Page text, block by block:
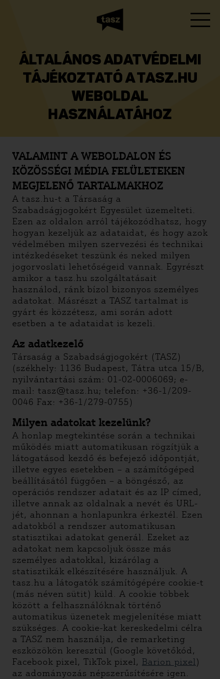
ÁLTALÁNOS ADATVÉDELMI
TÁJÉKOZTATÓ A TASZ.HU
WEBOLDAL
HASZNÁLATÁHOZ
VALAMINT A WEBOLDALON ÉS
KÖZÖSSÉGI MÉDIA FELÜLETEKEN
MEGJELENŐ TARTALMAKHOZ
A tasz.hu-t a Társaság a
Szabadságjogokért Egyesület üzemelteti.
Ezen az oldalon arról tájékozódhatsz, hogy
hogyan kezeljük az adataidat, és hogy azok
védelmében milyen szervezési és technikai
intézkedéseket teszünk és neked milyen
jogorvoslati lehetőségeid vannak. Egyrészt
amikor a tasz.hu szolgáltatásait
használod, ránk bízol bizonyos személyes
adatokat. Másrészt a TASZ tartalmat is
gyárt és közzétesz, ami során adott
esetben a te adataidat is kezeli.
Az adatkezelő
Társaság a Szabadságjogokért (TASZ)
(székhely: 1136 Budapest, Tátra utca 15/B,
nyilvántartási szám: 01-02-0006069; e-
mail: tasz@tasz.hu; telefon: +36-1/209-
0046 Fax: +36-1/279-0755)
Milyen adatokat kezelünk?
A honlap megtekintése során a technikai
működés miatt automatikusan rögzítjük a
látogatásod kezdő és befejező időpontját,
illetve egyes esetekben – a számítógéped
beállításától függően – a böngésző, az
operációs rendszer adatait és az IP címed,
illetve annak az oldalnak a nevét és URL-
jét, ahonnan a honlapunkra érkeztél. Ezen
adatokból a rendszer automatikusan
statisztikai adatokat generál. Ezeket az
adatokat nem kapcsoljuk össze más
személyes adatokkal, kizárólag a
statisztikák elkészítésére használjuk. A
tasz.hu a látogatók számítógépére cookie-t
(más néven sütit) küld. A cookie többek
között a felhasználóknak történő
automatikus üzenetek megjelenítése miatt
szükséges. A cookie-kat kereskedelmi célra
a TASZ nem használja, de remarketing
eszközökön keresztül (Google követőkód,
Facebook pixel, TikTok pixel, Barion pixel)
az adományozás népszerűsítésére igen.